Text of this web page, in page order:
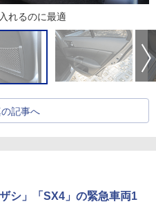
れるのに最適
記事へ
シ」「SX4」の緊急車両1